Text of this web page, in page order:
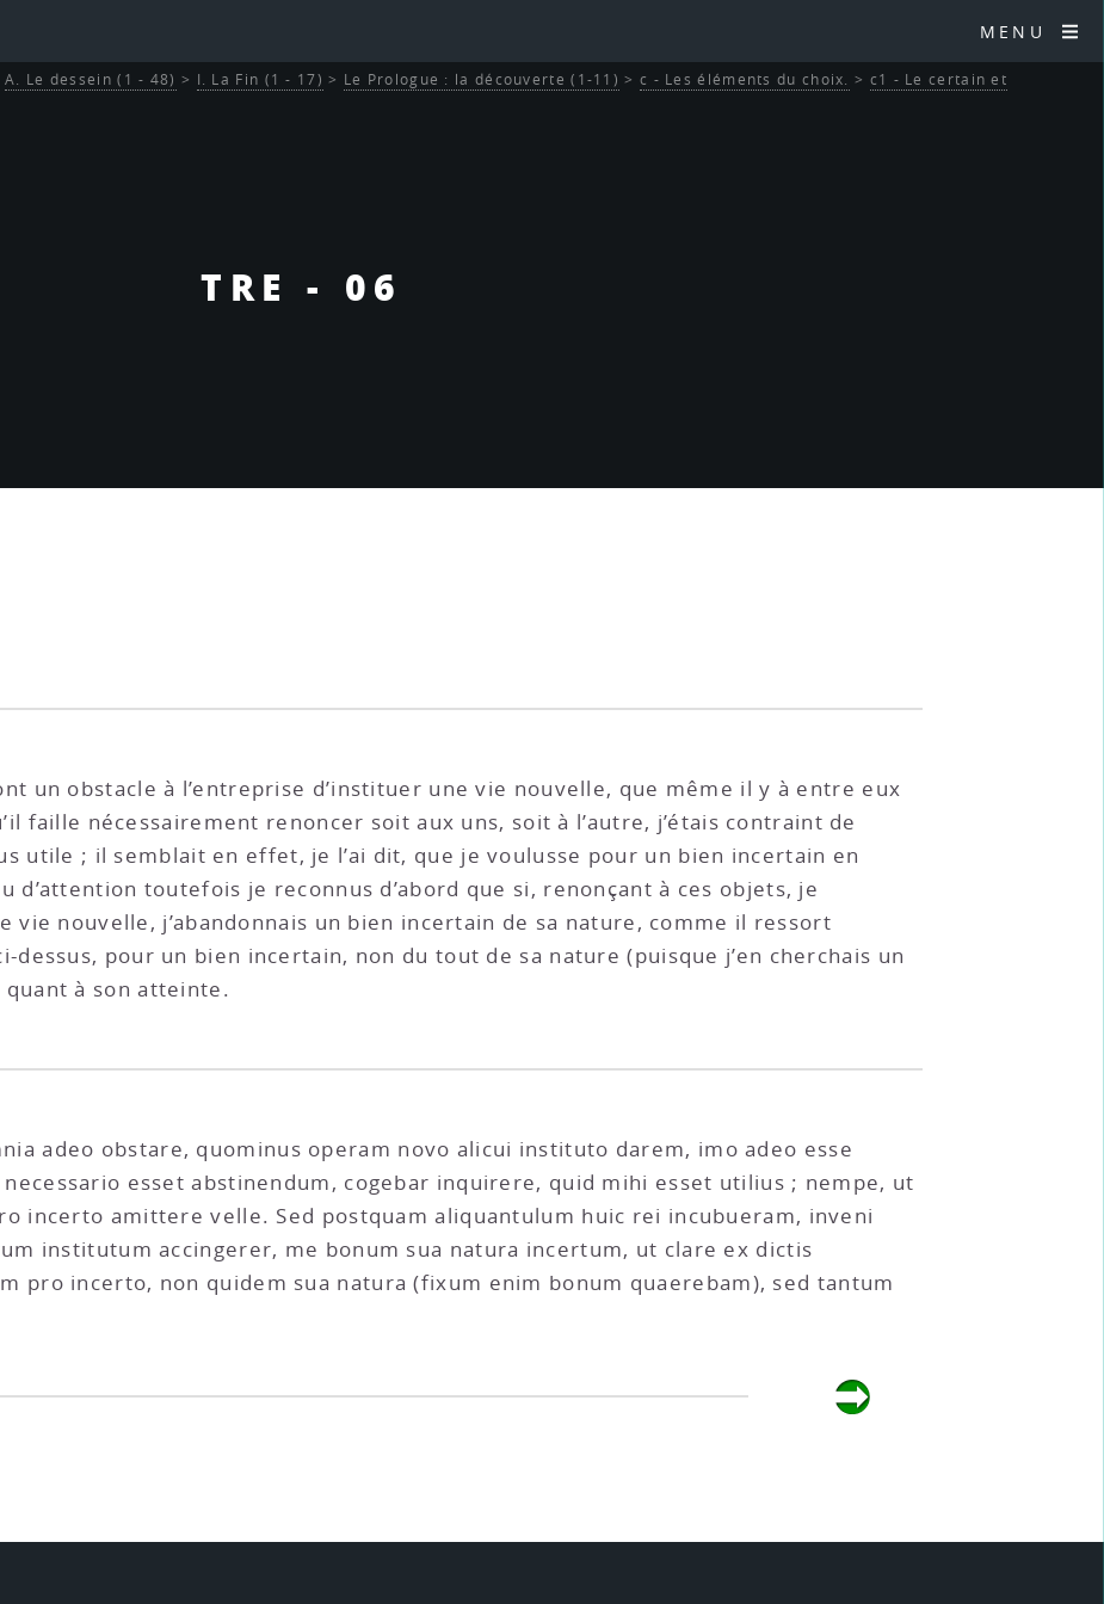
MENU
TRE - 06
A. Le dessein (1 - 48) > I. La Fin (1 - 17) > Le Prologue : la découverte (1-11) > c - Les éléments du choix. > c1 - Le certain et
un obstacle à l’entreprise d’instituer une vie nouvelle, que même il y à entre eux
faille nécessairement renoncer soit aux uns, soit à l’autre, j’étais contraint de
utile ; il semblait en effet, je l’ai dit, que je voulusse pour un bien incertain en
d’attention toutefois je reconnus d’abord que si, renonçant à ces objets, je
vie nouvelle, j’abandonnais un bien incertain de sa nature, comme il ressort
dessus, pour un bien incertain, non du tout de sa nature (puisque j’en cherchais un
à son atteinte.
adeo obstare, quominus operam novo alicui instituto darem, imo adeo esse
esset abstinendum, cogebar inquirere, quid mihi esset utilius ; nempe, ut
incerto amittere velle. Sed postquam aliquantulum huic rei incubueram, inveni
institutum accingerer, me bonum sua natura incertum, ut clare ex dictis
pro incerto, non quidem sua natura (fixum enim bonum quaerebam), sed tantum